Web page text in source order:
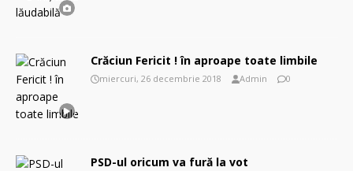
Crăciun Fericit ! în aproape toate limbile
miercuri, 26 decembrie 2018 Admin 0
PSD-ul oricum va fură la vot